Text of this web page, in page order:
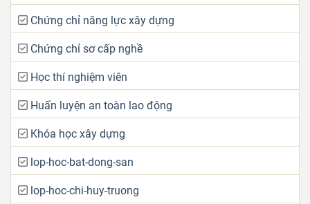
Chứng chỉ năng lực xây dựng
Chứng chỉ sơ cấp nghề
Học thí nghiệm viên
Huấn luyện an toàn lao động
Khóa học xây dựng
lop-hoc-bat-dong-san
lop-hoc-chi-huy-truong